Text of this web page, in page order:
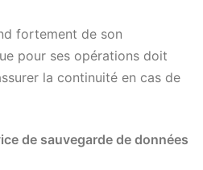
fortement de son
pour ses opérations doit
la continuité en cas de
de sauvegarde de données